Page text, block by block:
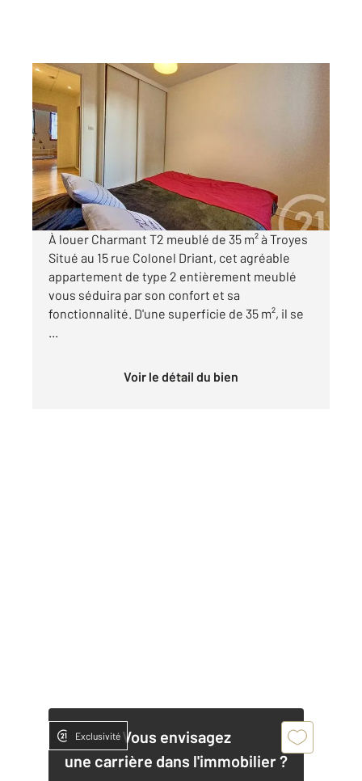
TROYES 10
35 m
2 , 2 pièces
Ref : 53126
Appartement F2 à louer
527 €
par mois charges comprises
À louer Charmant T2 meublé de 35 m² à Troyes
Situé au 15 rue Colonel Driant, cet agréable
appartement de type 2 entièrement meublé
vous séduira par son confort et sa
fonctionnalité. D'une superficie de 35 m², il se
...
Voir le détail du bien
Vous envisagez
une carrière dans l'immobilier ?
Exclusivité